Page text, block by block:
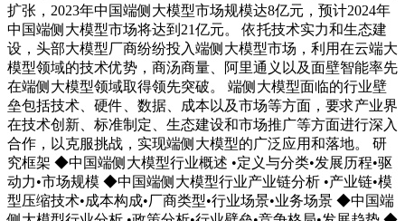
扩张，2023年中国端侧大模型市场规模达8亿元，预计2024年
中国端侧大模型市场将达到21亿元。 依托技术实力和生态建
设，头部大模型厂商纷纷投入端侧大模型市场，利用在云端大
模型领域的技术优势，商汤商量、阿里通义以及面壁智能率先
在端侧大模型领域取得领先突破。 端侧大模型面临的行业壁
垒包括技术、硬件、数据、成本以及市场等方面，要求产业界
在技术创新、标准制定、生态建设和市场推广等方面进行深入
合作，以克服挑战，实现端侧大模型的广泛应用和落地。 研
究框架 ◆中国端侧大模型行业概述 •定义与分类•发展历程•驱
动力•市场规模 ◆中国端侧大模型行业产业链分析 •产业链•模
型压缩技术•成本构成•厂商类型•行业场景•业务场景 ◆中国端